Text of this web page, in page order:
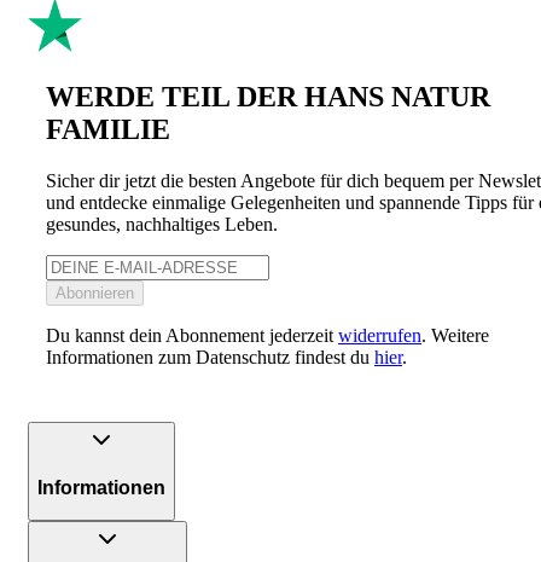
WERDE TEIL DER HANS NATUR
FAMILIE
Sicher dir jetzt die besten Angebote für dich bequem per
und entdecke einmalige Gelegenheiten und spannende Tipps für
gesundes, nachhaltiges Leben.
Abonnieren
Du kannst dein Abonnement jederzeit widerrufen. Weitere
Informationen zum Datenschutz findest du hier.
Informationen